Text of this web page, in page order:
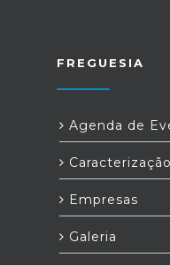
FREGUESIA
Agenda de
Caracterização
Empresas
Galeria